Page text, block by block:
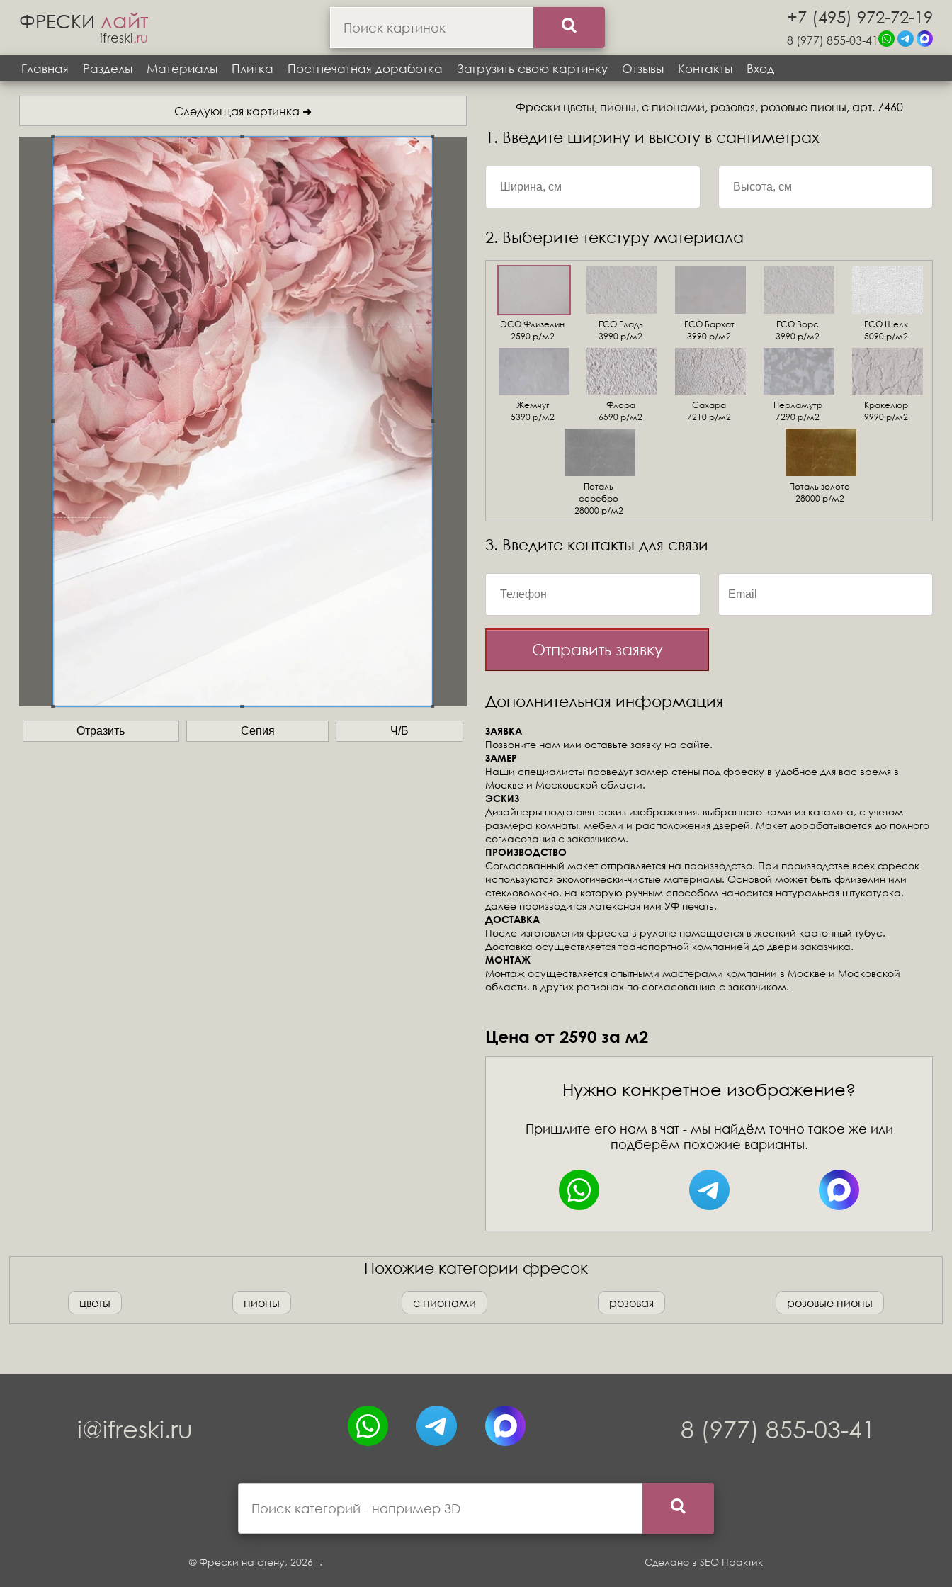
ФРЕСКИ лайт
ifreski.ru
+7 (495) 972-72-19
8 (977) 855-03-41
Главная
Разделы Материалы Плитка Постпечатная доработка Загрузить свою картинку Отзывы Контакты Вход
Следующая картинка ➜
Отразить Сепия Ч/Б
Фрески цветы, пионы, с пионами, розовая, розовые пионы, арт. 7460
1. Введите ширину и высоту в сантиметрах
2. Выберите текстуру материала
ЭСО Флизелин
2590 р/м2
ЕСО Гладь
3990 р/м2
ECO Бархат
3990 р/м2
ЕСО Ворс
3990 р/м2
ЕСО Шелк
5090 р/м2
Жемчуг
5390 р/м2
Флора
6590 р/м2
Сахара
7210 р/м2
Перламутр
7290 р/м2
Кракелюр
9990 р/м2
Поталь
серебро
28000 р/м2
Поталь золото
28000 р/м2
3. Введите контакты для связи
Отправить заявку
Дополнительная информация
ЗАЯВКА
Позвоните нам или оставьте заявку на сайте.
ЗАМЕР
Наши специалисты проведут замер стены под фреску в удобное для вас время в
Москве и Московской области.
ЭСКИЗ
Дизайнеры подготовят эскиз изображения, выбранного вами из каталога, с учетом
размера комнаты, мебели и расположения дверей. Макет дорабатывается до полного
согласования с заказчиком.
ПРОИЗВОДСТВО
Согласованный макет отправляется на производство. При производстве всех фресок
используются экологически-чистые материалы. Основой может быть флизелин или
стекловолокно, на которую ручным способом наносится натуральная штукатурка,
далее производится латексная или УФ печать.
ДОСТАВКА
После изготовления фреска в рулоне помещается в жесткий картонный тубус.
Доставка осуществляется транспортной компанией до двери заказчика.
МОНТАЖ
Монтаж осуществляется опытными мастерами компании в Москве и Московской
области, в других регионах по согласованию с заказчиком.
Цена от 2590 за м2
Нужно конкретное изображение?
Пришлите его нам в чат - мы найдём точно такое же или
подберём похожие варианты.
Похожие категории фресок
цветы пионы с пионами розовая розовые пионы
i@ifreski.ru 8 (977) 855-03-41
© Фрески на стену, 2026 г. Сделано в SEO Практик